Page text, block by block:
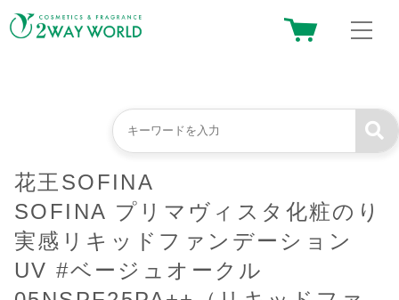
花王SOFINA
SOFINA プリマヴィスタ化粧のり
実感リキッドファンデーション
UV #ベージュオークル